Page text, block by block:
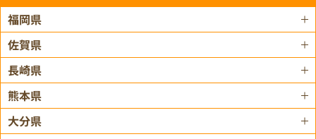
福岡県
佐賀県
長崎県
熊本県
大分県